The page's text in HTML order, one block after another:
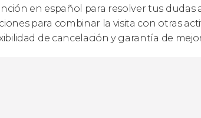
en español para resolver tus dudas
para combinar la visita con otras
de cancelación y garantía de